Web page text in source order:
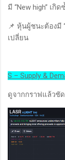
มี “New high” เกิด
📌 หุ้นผู้ชนะต้องมี
เปลี่ยน
S – Supply &
ดูจากกราฟแล้วชัด